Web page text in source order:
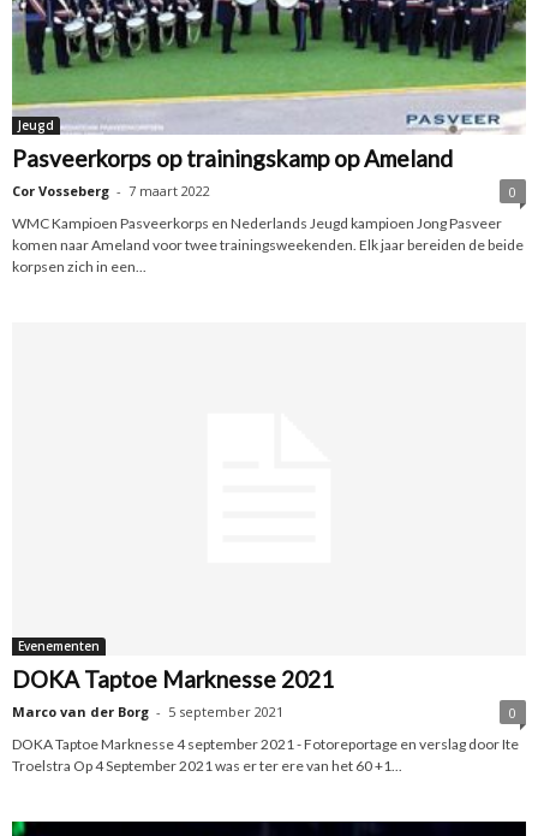
Jeugd
Pasveerkorps op trainingskamp op Ameland
Cor Vosseberg - 7 maart 2022
0
WMC Kampioen Pasveerkorps en Nederlands Jeugd kampioen Jong Pasveer
komen naar Ameland voor twee trainingsweekenden. Elk jaar bereiden de beide
korpsen zich in een...
Evenementen
DOKA Taptoe Marknesse 2021
Marco van der Borg - 5 september 2021
0
DOKA Taptoe Marknesse 4 september 2021 - Fotoreportage en verslag door Ite
Troelstra Op 4 September 2021 was er ter ere van het 60 +1...